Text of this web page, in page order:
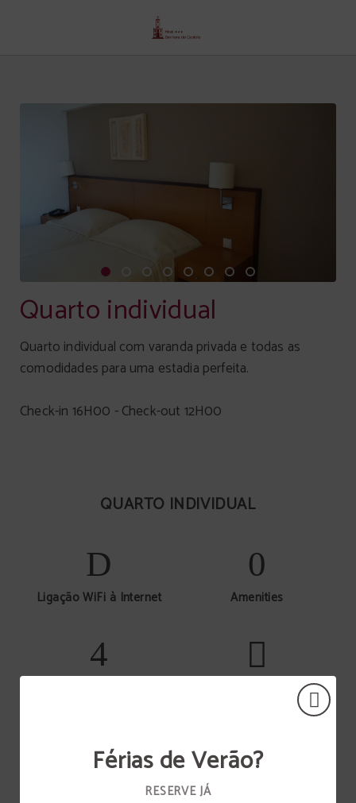
Quarto individual
Quarto individual com varanda privada e todas as
comodidades para uma estadia perfeita.
Check-in 16H00 - Check-out 12H00
QUARTO INDIVIDUAL
Ligação WiFi à Internet Amenities
Quarto com vistas
Férias de Verão?
RESERVE JÁ